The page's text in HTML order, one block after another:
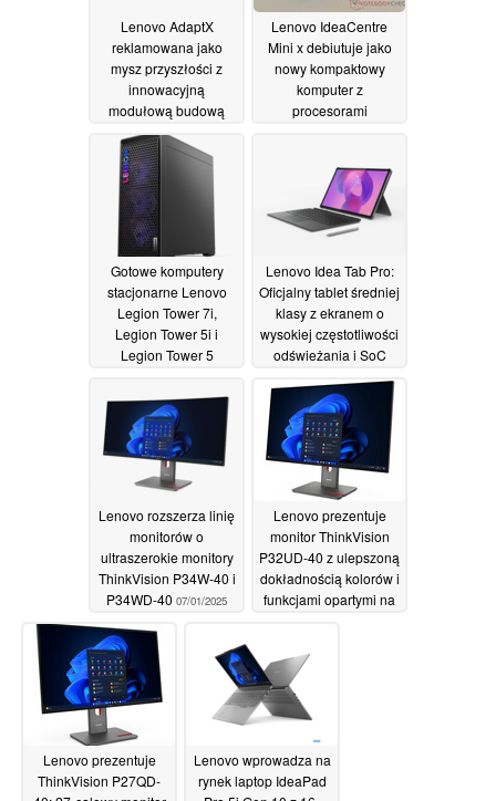
Lenovo AdaptX
reklamowana jako
mysz przyszłości z
innowacyjną
modułową budową
07/01/2025
Lenovo IdeaCentre
Mini x debiutuje jako
nowy kompaktowy
komputer z
procesorami
Gotowe komputery
stacjonarne Lenovo
Legion Tower 7i,
Legion Tower 5i i
Legion Tower 5
w procesory graficzne
z serii GeForce RTX 40
07/01/2025
Lenovo Idea Tab Pro:
Oficjalny tablet średniej
klasy z ekranem o
wysokiej częstotliwości
odświeżania i SoC
07/01/2025
Lenovo rozszerza linię
monitorów o
ultraszerokie monitory
ThinkVision P34W-40 i
P34WD-40 07/01/2025
Lenovo prezentuje
monitor ThinkVision
P32UD-40 z ulepszoną
dokładnością kolorów i
funkcjami opartymi na
Lenovo prezentuje
ThinkVision P27QD-
Lenovo wprowadza na
rynek laptop IdeaPad